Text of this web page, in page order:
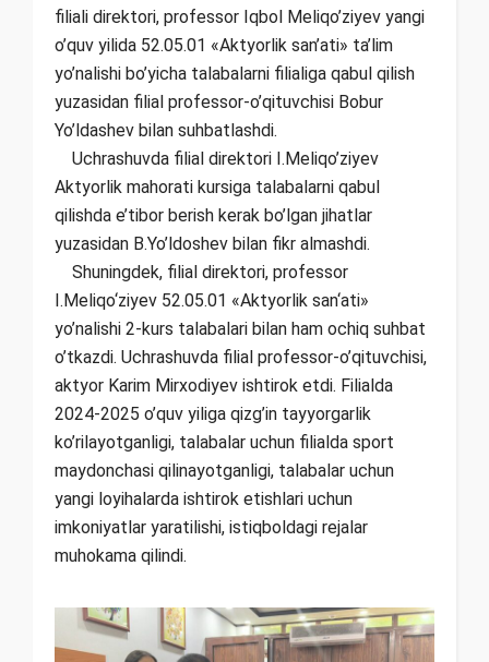
filiali direktori, professor Iqbol Meliqo’ziyev yangi
o’quv yilida 52.05.01 «Aktyorlik san’ati» ta’lim
yo’nalishi bo’yicha talabalarni filialiga qabul qilish
yuzasidan filial professor-o’qituvchisi Bobur
Yo’ldashev bilan suhbatlashdi.
Uchrashuvda filial direktori I.Meliqo’ziyev
Aktyorlik mahorati kursiga talabalarni qabul
qilishda e’tibor berish kerak bo’lgan jihatlar
yuzasidan B.Yo’ldoshev bilan fikr almashdi.
Shuningdek, filial direktori, professor
I.Meliqo‘ziyev 52.05.01 «Aktyorlik san‘ati»
yo’nalishi 2-kurs talabalari bilan ham ochiq suhbat
o’tkazdi. Uchrashuvda filial professor-o’qituvchisi,
aktyor Karim Mirxodiyev ishtirok etdi. Filialda
2024-2025 o’quv yiliga qizg’in tayyorgarlik
ko’rilayotganligi, talabalar uchun filialda sport
maydonchasi qilinayotganligi, talabalar uchun
yangi loyihalarda ishtirok etishlari uchun
imkoniyatlar yaratilishi, istiqboldagi rejalar
muhokama qilindi.